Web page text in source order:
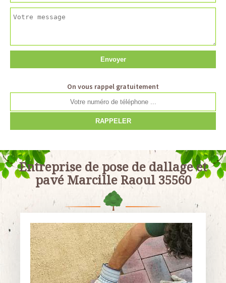
On vous rappel gratuitement
Entreprise de pose de dallage et
pavé Marcille Raoul 35560